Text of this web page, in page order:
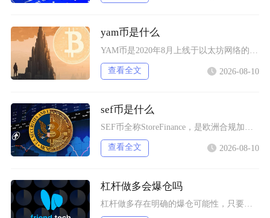
yam币是什么
查看全文 2026-08-10
sef币是什么
查看全文 2026-08-10
杠杆做多会爆仓吗
杠杆做多存在明确的爆仓可能性，只要仓位保证金指标触及交易所设定的维持保证金阈值，系统就会自